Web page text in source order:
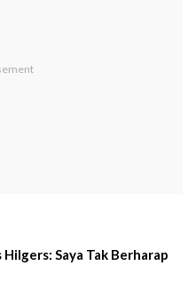
Saya Tak Berharap